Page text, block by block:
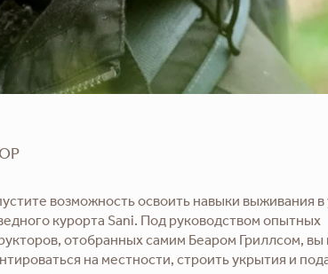
возможность освоить навыки выживания в
курорта Sani. Под руководством опытных
отобранных самим Беаром Гриллсом, вы
на местности, строить укрытия и